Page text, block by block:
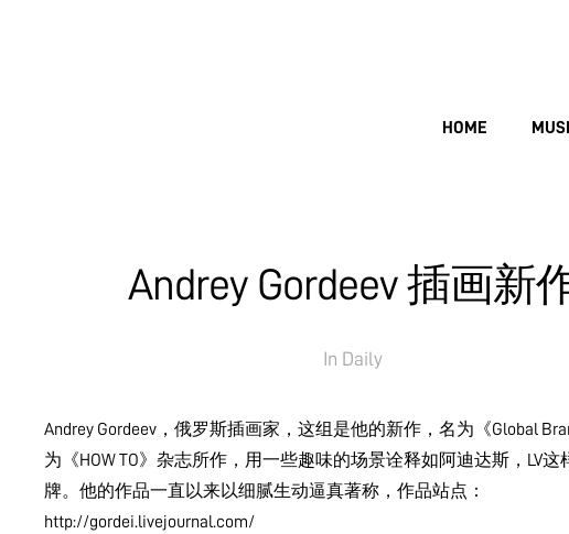
HOME
Andrey Gordeev 插画新
In Daily
Andrey Gordeev，俄罗斯插画家，这组是他的新作，名为《Global
为《HOW TO》杂志所作，用一些趣味的场景诠释如阿迪达斯，LV这
牌。他的作品一直以来以细腻生动逼真著称，作品站点：
http://gordei.livejournal.com/